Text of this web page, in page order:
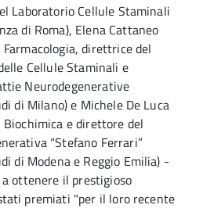
Laboratorio Cellule Staminali
di Roma), Elena Cattaneo
direttrice del
Cellule Staminali e
Neurodegenerative
di Milano) e Michele De Luca
e direttore del
“Stefano Ferrari”
di Modena e Reggio Emilia) -
ottenere il prestigioso
premiati "per il loro recente